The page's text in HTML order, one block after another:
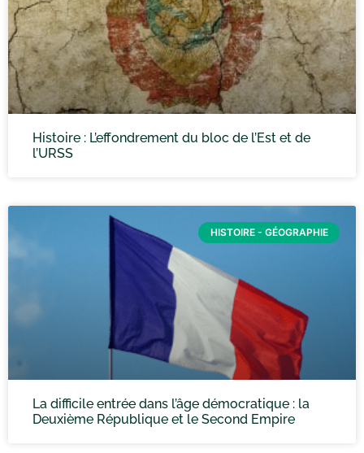
Histoire : L’effondrement du bloc de l’Est et de
l’URSS
HISTOIRE - GÉOGRAPHIE
La difficile entrée dans l’âge démocratique : la
Deuxième République et le Second Empire